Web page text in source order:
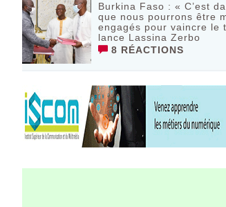
Burkina Faso : « C’est
que nous pourrons être
engagés pour vaincre le
lance Lassina Zerbo
8 RÉACTIONS